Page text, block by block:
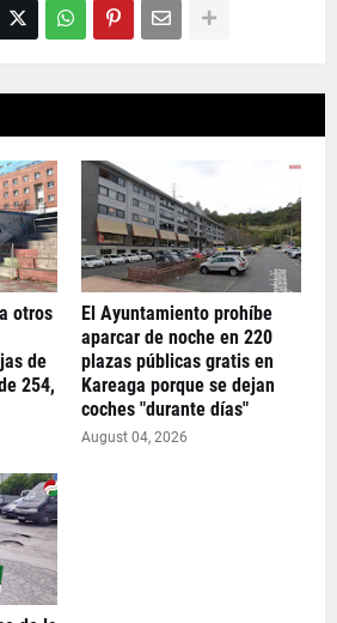
otros
de
254,
El Ayuntamiento prohíbe
aparcar de noche en 220
plazas públicas gratis en
Kareaga porque se dejan
coches "durante días"
August 04, 2026